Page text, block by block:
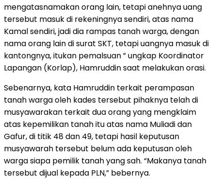
mengatasnamakan orang lain, tetapi anehnya uang
tersebut masuk di rekeningnya sendiri, atas nama
Kamal sendiri, jadi dia rampas tanah warga, dengan
nama orang lain di surat SKT, tetapi uangnya masuk di
kantongnya, itukan pemalsuan ” ungkap Koordinator
Lapangan (Korlap), Hamruddin saat melakukan orasi.
Sebenarnya, kata Hamruddin terkait perampasan
tanah warga oleh kades tersebut pihaknya telah di
musyawarakan terkait dua orang yang mengklaim
atas kepemilikan tanah itu atas nama Muliadi dan
Gafur, di titik 48 dan 49, tetapi hasil keputusan
musyawarah tersebut belum ada keputusan oleh
warga siapa pemilik tanah yang sah. “Makanya tanah
tersebut dijual kepada PLN,” bebernya.